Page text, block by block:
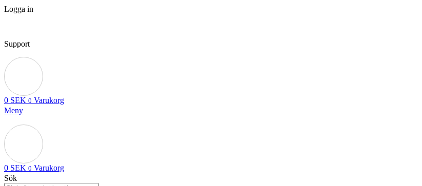
Logga in
Support
0 SEK 0 Varukorg
Meny
0 SEK 0 Varukorg
Sök